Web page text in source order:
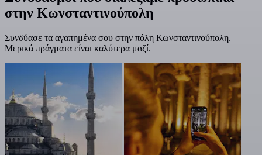
στην Κωνσταντινούπολη
Συνδύασε τα αγαπημένα σου στην πόλη Κωνσταντινούπολη.
Μερικά πράγματα είναι καλύτερα μαζί.